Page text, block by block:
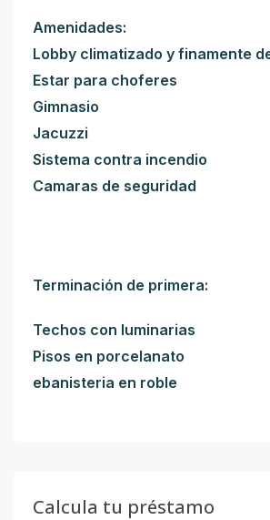
Amenidades:
Lobby climatizado y finamente
Estar para choferes
Gimnasio
Jacuzzi
Sistema contra incendio
Camaras de seguridad
Terminación de primera:
Techos con luminarias
Pisos en porcelanato
ebanisteria en roble
Calcula tu préstamo